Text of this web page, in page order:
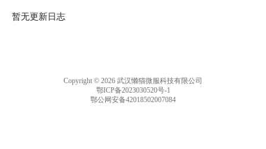
暂无更新日志
Copyright © 2026 武汉懒猫微服科技有限公司
鄂ICP备2023030520号-1
鄂公网安备42018502007084